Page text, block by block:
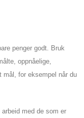
penger godt. Bruk
oppnåelige,
mål, for eksempel når du
med de som er